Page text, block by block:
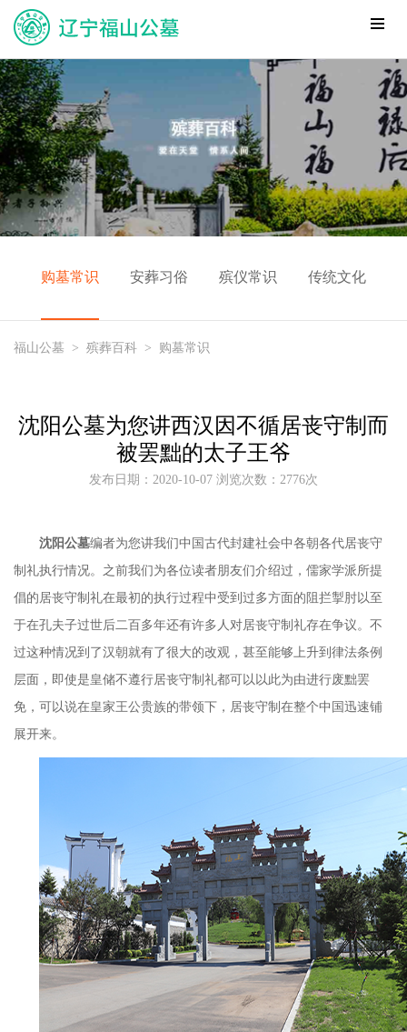
购墓常识 安葬习俗 殡仪常识 传统文化
福山公墓 > 殡葬百科 > 购墓常识
沈阳公墓为您讲西汉因不循居丧守制而
被罢黜的太子王爷
发布日期：2020-10-07 浏览次数：2776次
沈阳公墓编者为您讲我们中国古代封建社会中各朝各代居丧守
制礼执行情况。之前我们为各位读者朋友们介绍过，儒家学派所提
倡的居丧守制礼在最初的执行过程中受到过多方面的阻拦掣肘以至
于在孔夫子过世后二百多年还有许多人对居丧守制礼存在争议。不
过这种情况到了汉朝就有了很大的改观，甚至能够上升到律法条例
层面，即使是皇储不遵行居丧守制礼都可以以此为由进行废黜罢
免，可以说在皇家王公贵族的带领下，居丧守制在整个中国迅速铺
展开来。